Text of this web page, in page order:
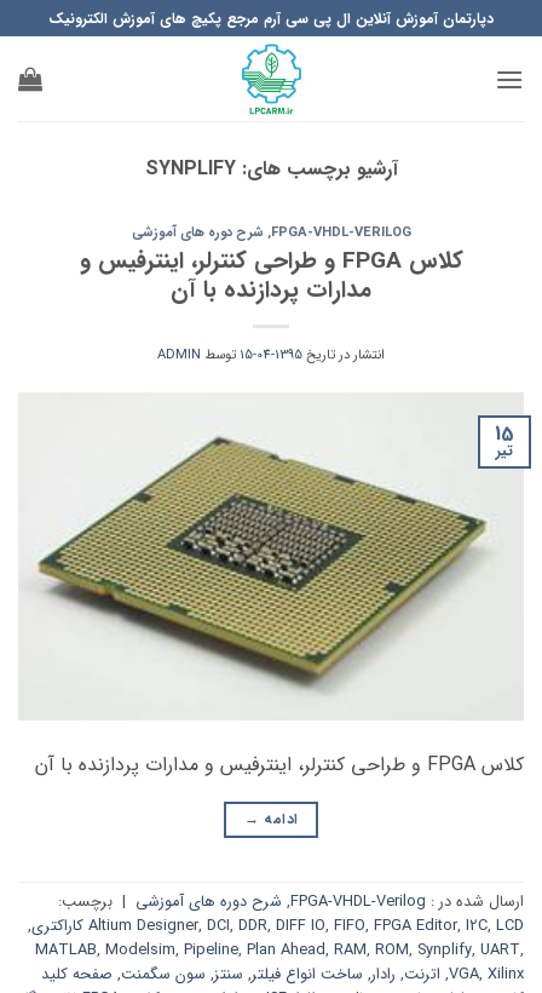
to
content
دپارتمان آموزش آنلاین ال پی سی آرم مرجع پکیچ های آموزش الکترونیک
آرشیو برچسب های:SYNPLIFY
FPGA-VHDL-VERILOG
, شرح دوره های آموزشی
کلاس FPGA و طراحی کنترلر، اینترفیس و
مدارات پردازنده با آن
انتشار در تاریخ1395-04-15 توسط ADMIN
15
تیر
کلاس FPGA و طراحی کنترلر، اینترفیس و مدارات پردازنده با آن
ادامه →
ارسال شده در : FPGA-VHDL-Verilog
, شرح دوره های آموزشی | برچسب:
Altium Designer, DCI, DDR, DIFF IO, FIFO, FPGA Editor, I2C, LCD کاراکتری
,
MATLAB, Modelsim, Pipeline, Plan Ahead, RAM, ROM, Synplify, UART,
VGA, Xilinx
, اترنت, رادار, ساخت انواع فیلتر, سنتز, سون سگمنت, صفحه کلید